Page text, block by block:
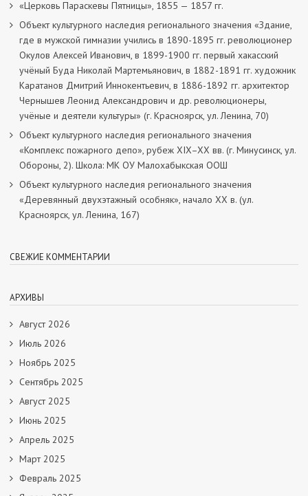
«Церковь Параскевы Пятницы», 1855 — 1857 гг.
Объект культурного наследия регионального значения «Здание,
где в мужской гимназии учились в 1890-1895 гг. революционер
Окулов Алексей Иванович, в 1899-1900 гг. первый хакасский
учёный Буда Николай Мартемьянович, в 1882-1891 гг. художник
Каратанов Дмитрий Иннокентьевич, в 1886-1892 гг. архитектор
Чернышев Леонид Александрович и др. революционеры,
учёные и деятели культуры» (г. Красноярск, ул. Ленина, 70)
Объект культурного наследия регионального значения
«Комплекс пожарного депо», рубеж XIX–XX вв. (г. Минусинск, ул.
Обороны, 2). Школа: МК ОУ Малохабыкская ООШ
Объект культурного наследия регионального значения
«Деревянный двухэтажный особняк», начало ХХ в. (ул.
Красноярск, ул. Ленина, 167)
СВЕЖИЕ КОММЕНТАРИИ
АРХИВЫ
Август 2026
Июль 2026
Ноябрь 2025
Сентябрь 2025
Август 2025
Июнь 2025
Апрель 2025
Март 2025
Февраль 2025